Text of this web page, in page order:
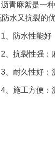
沥青麻絮是一
防水又抗裂的
1、防水性能好
2、抗裂性强：
3、耐久性好：
4、施工方便：